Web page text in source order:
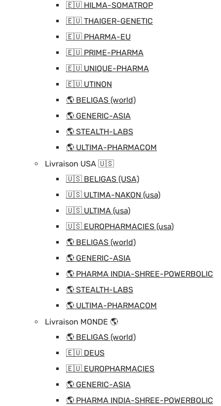
🇪🇺 HILMA-SOMATROP
🇪🇺 THAIGER-GENETIC
🇪🇺 PHARMA-EU
🇪🇺 PRIME-PHARMA
🇪🇺 UNIQUE-PHARMA
🇪🇺 UTINON
🌎 BELIGAS (world)
🌎 GENERIC-ASIA
🌎 STEALTH-LABS
🌎 ULTIMA-PHARMACOM
Livraison USA 🇺🇸
🇺🇸 BELIGAS (USA)
🇺🇸 ULTIMA-NAKON (usa)
🇺🇸 ULTIMA (usa)
🇺🇸 EUROPHARMACIES (usa)
🌎 BELIGAS (world)
🌎 GENERIC-ASIA
🌎 PHARMA INDIA-SHREE-POWERBOLIC
🌎 STEALTH-LABS
🌎 ULTIMA-PHARMACOM
Livraison MONDE 🌎
🌎 BELIGAS (world)
🇪🇺 DEUS
🇪🇺 EUROPHARMACIES
🌎 GENERIC-ASIA
🌎 PHARMA INDIA-SHREE-POWERBOLIC